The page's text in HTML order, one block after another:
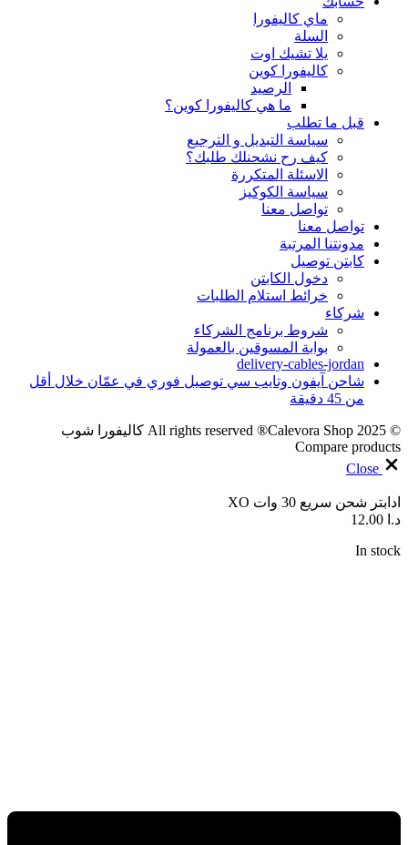
ماي كاليفورا
السلة
يلا تشيك اوت
كاليفورا كوين
الرصيد
ما هي كاليفورا كوين؟
قبل ما تطلب
سياسة التبديل و الترجيع
كيف رح نشحنلك طلبك؟
الاسئلة المتكررة
سياسة الكوكيز
تواصل معنا
تواصل معنا
مدونتنا المرتبة
كابتن توصيل
دخول الكابتن
خرائط استلام الطلبات
شركاء
شروط برنامج الشركاء
بوابة المسوقين بالعمولة
delivery-cables-jordan
شاحن آيفون وتايب سي توصيل فوري في عمّان خلال أقل
من 45 دقيقة
© 2025 All rights reserved ®Calevora Shop كاليفورا شوب
Compare products
Close
ادابتر شحن سريع 30 وات XO
د.ا
In stock